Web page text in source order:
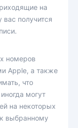
на
получится
номеров
Apple, а также
что
могут
на некоторых
выбранному